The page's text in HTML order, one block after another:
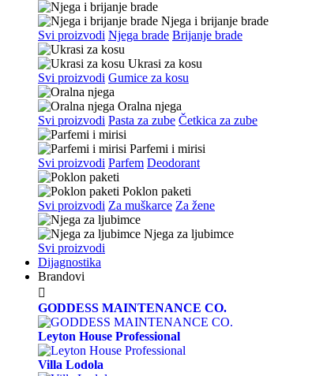
Njega i brijanje brade
Svi proizvodi Njega brade Brijanje brade
Ukrasi za kosu
Svi proizvodi Gumice za kosu
Oralna njega
Svi proizvodi Pasta za zube Četkica za zube
Parfemi i mirisi
Svi proizvodi Parfem Deodorant
Poklon paketi
Svi proizvodi Za muškarce Za žene
Njega za ljubimce
Svi proizvodi
Dijagnostika
Brandovi

GODDESS MAINTENANCE CO.
Leyton House Professional
Villa Lodola